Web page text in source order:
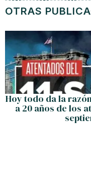
OTRAS
Hoy todo da la
a 20 años de los